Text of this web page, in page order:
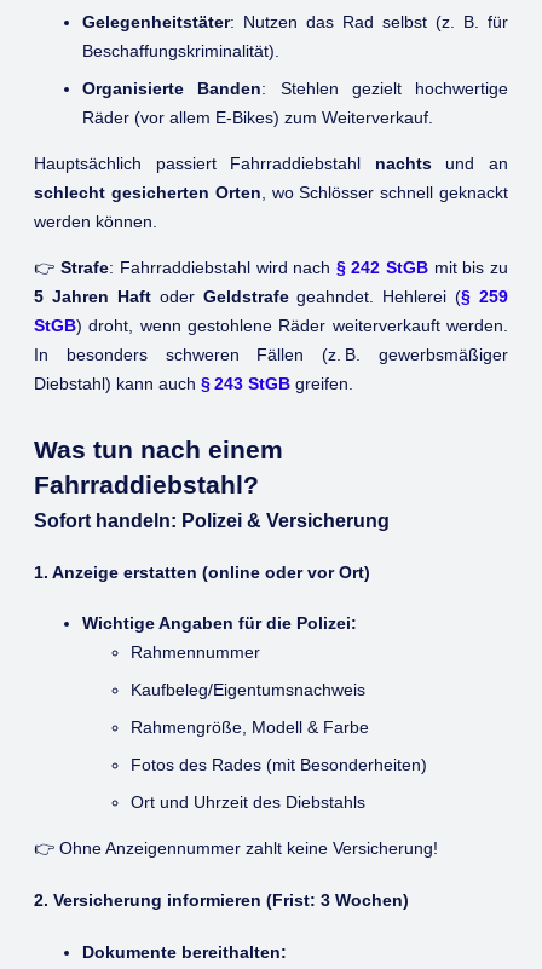
Gelegenheitstäter: Nutzen das Rad selbst (z. B. für
Beschaffungskriminalität).
Organisierte Banden: Stehlen gezielt hochwertige
Räder (vor allem E-Bikes) zum Weiterverkauf.
Hauptsächlich passiert Fahrraddiebstahl nachtsund an
schlecht gesicherten Orten , wo Schlösser schnell geknackt
werden können.
👉Strafe: Fahrraddiebstahl wird nach § 242 StGB mit bis zu
5 Jahren Haftoder Geldstrafegeahndet. Hehlerei (§ 259
StGB) droht, wenn gestohlene Räder weiterverkauft werden.
In besonders schweren Fällen (z. B. gewerbsmäßiger
Diebstahl) kann auch § 243 StGB greifen.
Was tun nach einem
Fahrraddiebstahl?
Sofort handeln: Polizei & Versicherung
1. Anzeige erstatten (online oder vor Ort)
Wichtige Angaben für die Polizei:
Rahmennummer
Kaufbeleg/Eigentumsnachweis
Rahmengröße, Modell & Farbe
Fotos des Rades (mit Besonderheiten)
Ort und Uhrzeit des Diebstahls
👉 Ohne Anzeigennummer zahlt keine Versicherung!
2. Versicherung informieren (Frist: 3 Wochen)
Dokumente bereithalten: